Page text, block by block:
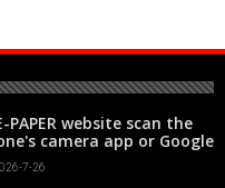
PAPER website scan the
camera app or Google
and tap the web link
screen
7-26